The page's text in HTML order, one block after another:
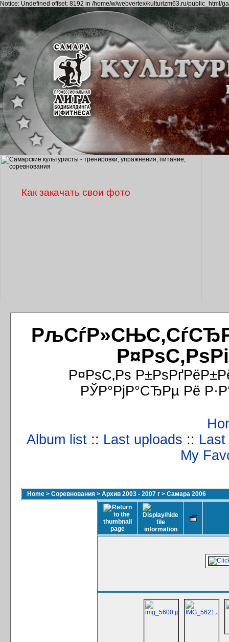
Notice: Undefined offset: 8192 in /home/w/webvertex/kulturizm63.ru/public_html/
Р¤РѕС‚Рѕ
РЎР°РјР°СЂРµ Рё
Album list :: Last uploads ::
My
Home > Соревнования > Архив 2003 - 2007 г > Самара 2006
Как закачать свои фото